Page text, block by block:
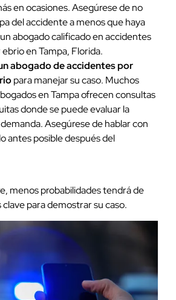
en ocasiones. Asegúrese de no
del accidente a menos que haya
abogado calificado en accidentes
en Tampa, Florida.
abogado de accidentes por
para manejar su caso. Muchos
en Tampa ofrecen consultas
donde se puede evaluar la
Asegúrese de hablar con
antes posible después del
menos probabilidades tendrá de
para demostrar su caso.